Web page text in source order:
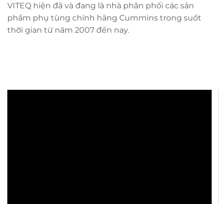
VITEQ hiện đã và đang là nhà phân phối các sản
phẩm phụ tùng chính hãng Cummins trong suốt
thời gian từ năm 2007 đến nay.